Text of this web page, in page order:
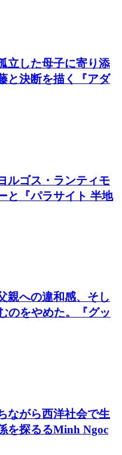
立した母子に寄り添
と決断を描く『アダ
ルゴス・ランティモ
と『パラサイト 半地
親への違和感、そし
のをやめた。『グッ
ながら西洋社会で生
を探るるMinh Ngoc